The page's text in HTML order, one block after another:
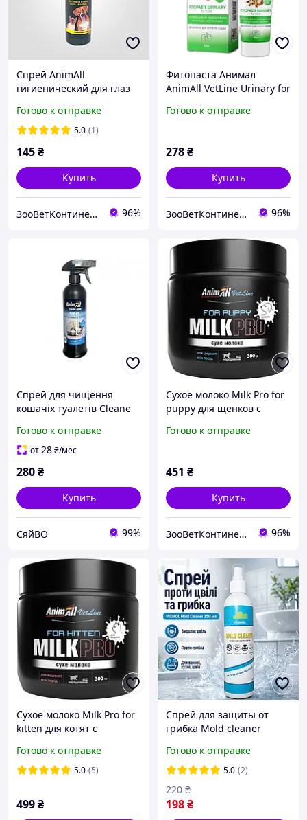
Спрей AnimAll
гигиенический для глаз
Готово к отправке
5.0 (1)
145₴
Купить
ЗооВетКонтинент 96%
Фитопаста Анимал
AnimAll VetLine Urinary for
профилактики
Готово к отправке
278₴
Купить
ЗооВетКонтинент 96%
Спрей для чищення
кошачіх туалетів Cleane
986412 tjy
Готово к отправке
от28₴/мес
280₴
Купить
СяйВО 99%
Сухое молоко Milk Pro for
puppy для щенков с
VetLine, 300 г (заменитель
Готово к отправке
451 ₴
Купить
ЗооВетКонтинент 96%
Сухое молоко Milk Pro for
kitten для котят с
VetLine, 300 г (заменитель
материнского молока)
Готово к отправке
5.0 (5)
499₴
Спрей для защиты от
грибка Mold cleaner
обработки стен от грибка
250 мл Средство от
плесени
Готово к отправке
5.0 (2)
198₴
220 ₴